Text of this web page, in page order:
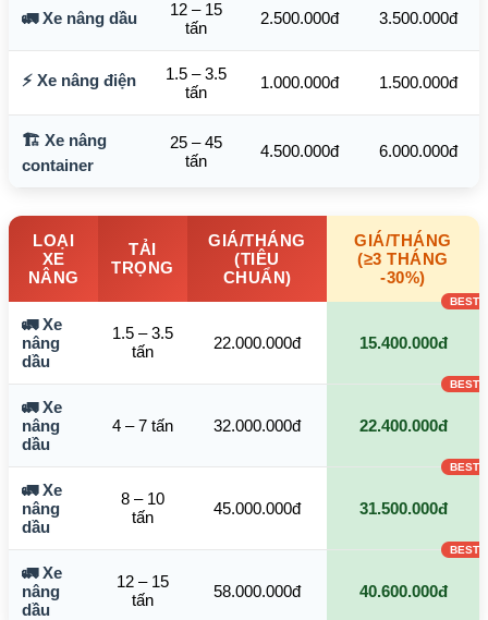
🚛 Xe nâng dầu
12 – 15
tấn
2.500.000đ 3.500.000đ
⚡ Xe nâng điện
1.5 – 3.5
tấn
1.000.000đ 1.500.000đ
🏗️ Xe nâng
container
25 – 45
tấn
4.500.000đ 6.000.000đ
LOẠI
XE
NÂNG
TẢI
TRỌNG
GIÁ/THÁNG
(TIÊU
CHUẨN)
GIÁ/THÁNG
(≥3 THÁNG
-30%)
🚛 Xe
nâng
dầu
1.5 – 3.5
tấn
22.000.000đ 15.400.000đ
🚛 Xe
nâng
dầu
4 – 7 tấn 32.000.000đ 22.400.000đ
🚛 Xe
nâng
dầu
8 – 10
tấn
45.000.000đ 31.500.000đ
🚛 Xe
nâng
dầu
12 – 15
tấn
58.000.000đ 40.600.000đ